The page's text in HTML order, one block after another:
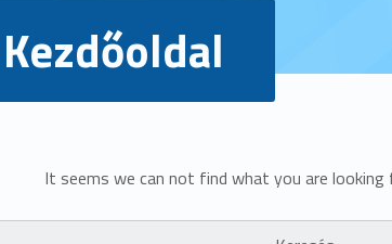
Kezdőoldal
It seems we can not find what you are looking